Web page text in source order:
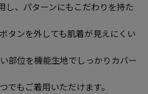
し、パターンにもこだわりを持た
タンを外しても肌着が見えにくい
部位を機能生地でしっかりカバー
でもご着用いただけます。